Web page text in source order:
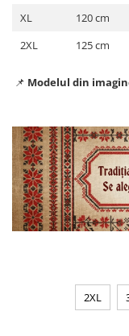
XL
120 cm
2XL
125 cm
📌 Modelul din
2XL